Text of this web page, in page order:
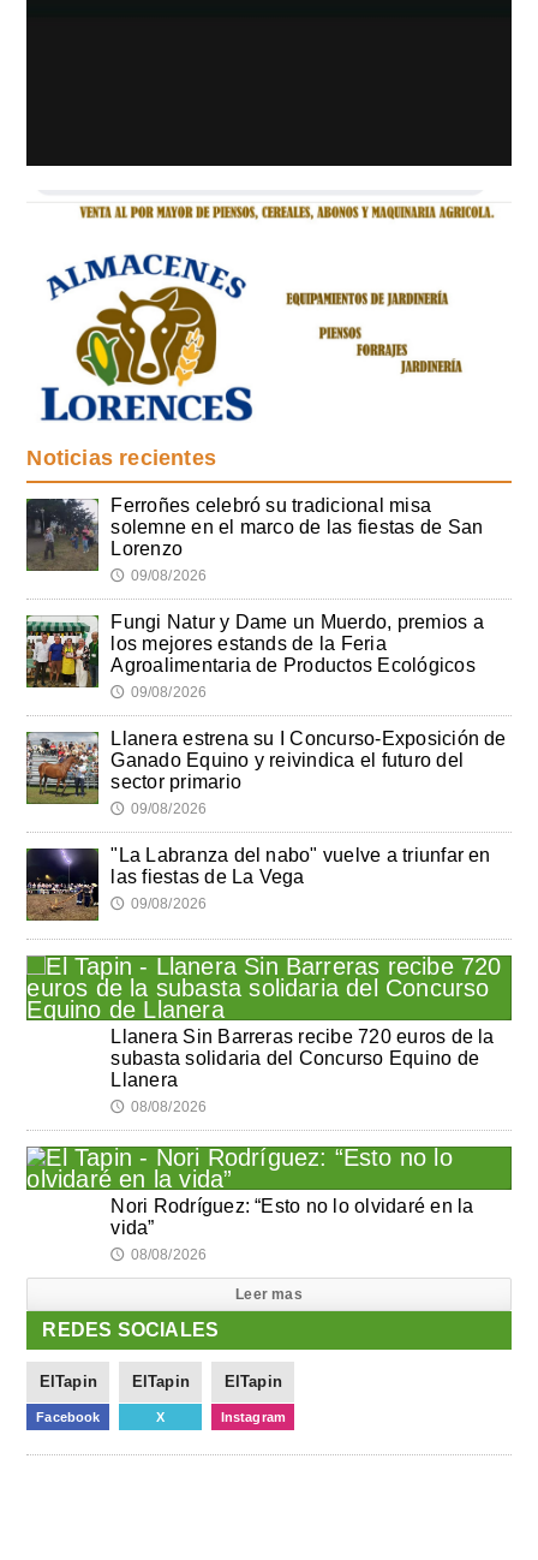
Noticias recientes
Ferroñes celebró su tradicional misa
solemne en el marco de las fiestas de San
Lorenzo
🕔 09/08/2026
Fungi Natur y Dame un Muerdo, premios a
los mejores estands de la Feria
Agroalimentaria de Productos Ecológicos
🕔 09/08/2026
Llanera estrena su I Concurso-Exposición de
Ganado Equino y reivindica el futuro del
sector primario
🕔 09/08/2026
"La Labranza del nabo" vuelve a triunfar en
las fiestas de La Vega
🕔 09/08/2026
Llanera Sin Barreras recibe 720 euros de la
subasta solidaria del Concurso Equino de
Llanera
🕔 08/08/2026
Nori Rodríguez: “Esto no lo olvidaré en la
vida”
🕔 08/08/2026
Leer mas
REDES SOCIALES
ElTapin
Facebook
ElTapin
X
ElTapin
Instagram